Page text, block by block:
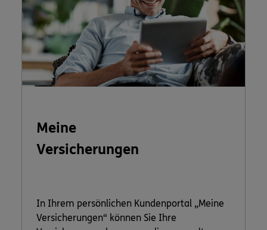
Meine
Versicherungen
In Ihrem persönlichen Kundenportal „Meine
Versicherungen“ können Sie Ihre